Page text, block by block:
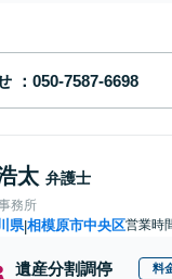
太 弁護士
務所
県|相模原市中央区営業時
遺産分割調停 料